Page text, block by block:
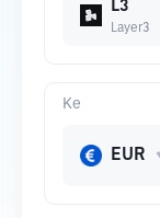
L3
Layer3
Ke
EUR